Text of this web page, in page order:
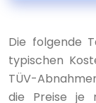
Die folgende
typischen
TÜV-
die Preise je